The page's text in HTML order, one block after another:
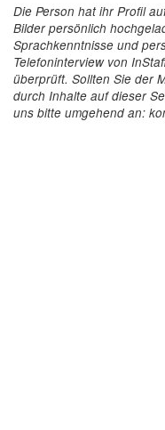
Die Person hat ihr Profil
Bilder persönlich
Sprachkenntnisse und
Telefoninterview von
überprüft. Sollten Sie der
durch Inhalte auf dieser
uns bitte umgehend an: